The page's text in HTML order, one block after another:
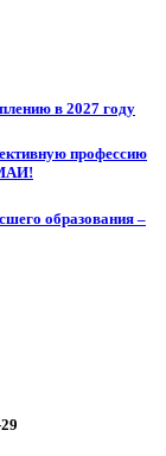
в 2027 году
профессию
образования –